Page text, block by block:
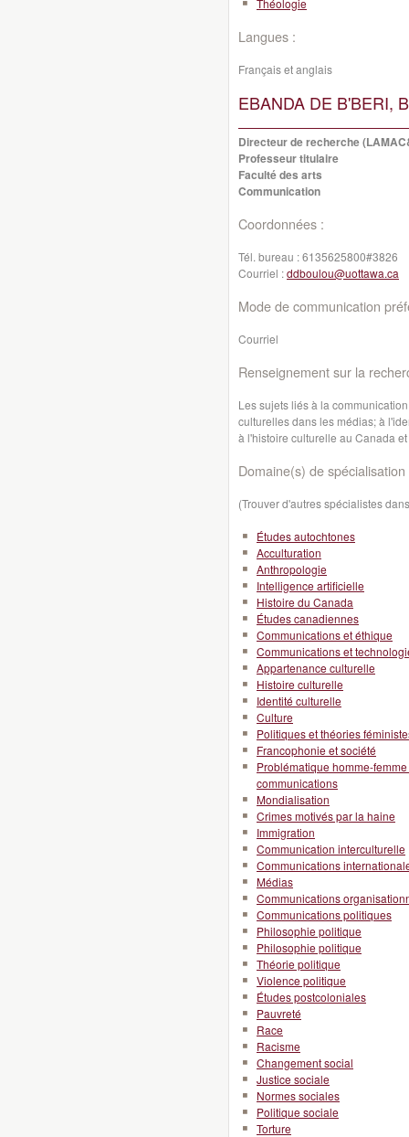
Théologie
Langues :
Français et anglais
EBANDA DE B'BERI,
Directeur de recherche
Professeur titulaire
Faculté des arts
Communication
Coordonnées :
Tél. bureau :6135625800#3826
Courriel :ddboulou@uottawa.ca
Mode de communication
Courriel
Renseignement sur la
Les sujets liés à la
culturelles dans les médias; à
à l'histoire culturelle au Canada
Domaine(s) de spécialisation
(Trouver d'autres spécialistes
Études autochtones
Acculturation
Anthropologie
Intelligence artificielle
Histoire du Canada
Études canadiennes
Communications et éthique
Communications et
Appartenance culturelle
Histoire culturelle
Identité culturelle
Culture
Politiques et théories
Francophonie et société
Problématique homme-
communications
Mondialisation
Crimes motivés par la haine
Immigration
Communication interculturelle
Communications
Médias
Communications
Communications politiques
Philosophie politique
Philosophie politique
Théorie politique
Violence politique
Études postcoloniales
Pauvreté
Race
Racisme
Changement social
Justice sociale
Normes sociales
Politique sociale
Torture